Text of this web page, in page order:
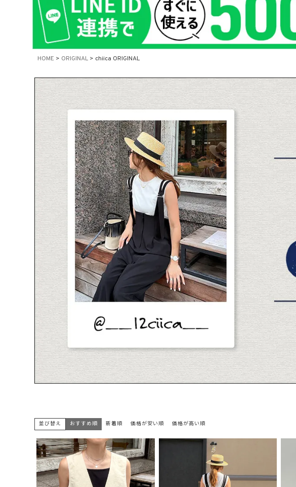
在庫なし商品
HOME ORIGINAL chiica ORIGINAL
並び替え おすすめ順 新着順 価格が安い順 価格が高い順